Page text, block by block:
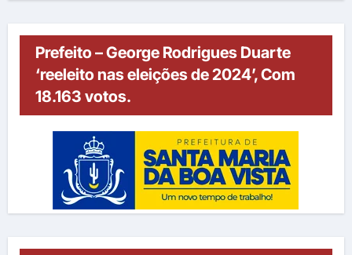
Prefeito – George Rodrigues Duarte
‘reeleito nas eleições de 2024’, Com
18.163 votos.